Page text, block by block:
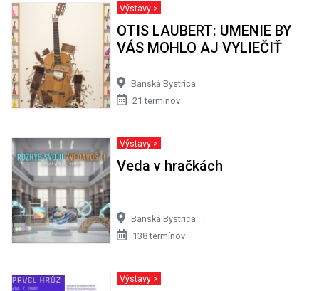
Výstavy >
OTIS LAUBERT: UMENIE BY
VÁS MOHLO AJ VYLIEČIŤ
Banská Bystrica
21 termínov
Výstavy >
Veda v hračkách
Banská Bystrica
138 termínov
Výstavy >